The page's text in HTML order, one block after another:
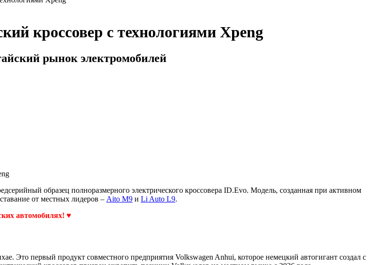
кроссовер с технологиями Xpeng
рынок электромобилей
образец полноразмерного электрического кроссовера ID.Evo. Модель, созданная при активном
от местных лидеров – Aito M9 и Li Auto L9.
автомобилях! ♥
Это первый продукт совместного предприятия Volkswagen Anhui, которое немецкий автогигант создал с